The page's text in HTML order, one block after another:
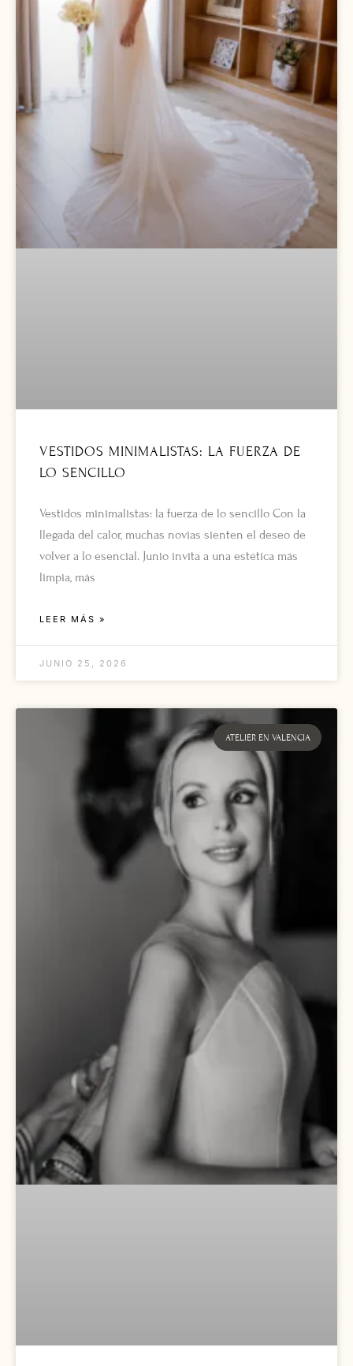
VESTIDOS MINIMALISTAS: LA FUERZA DE
LO SENCILLO
Vestidos minimalistas: la fuerza de lo sencillo Con la
llegada del calor, muchas novias sienten el deseo de
volver a lo esencial. Junio invita a una estética más
limpia, más
LEER MÁS »
JUNIO 25, 2026
ATELIER EN VALENCIA